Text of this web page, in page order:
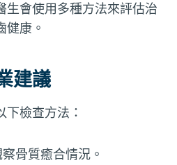
生會使用多種方法來評估治
健康。
建議
下檢查方法：
骨質癒合情況。